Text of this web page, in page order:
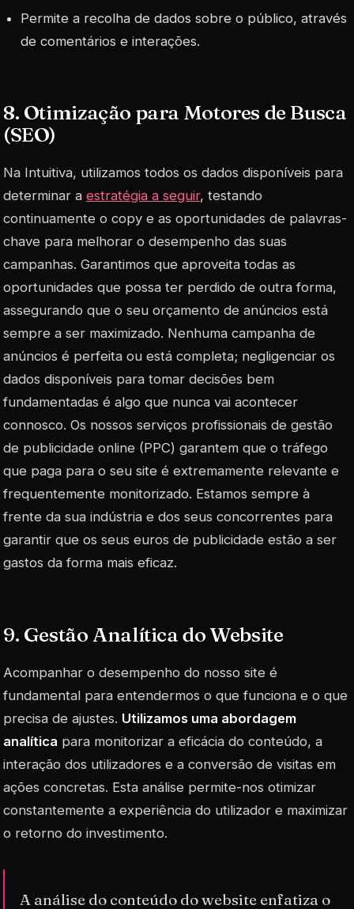
Permite a recolha de dados sobre o público, através
de comentários e interações.
8. Otimização para Motores de Busca
(SEO)
Na Intuitiva, utilizamos todos os dados disponíveis para
determinar a estratégia a seguir, testando
continuamente o copy e as oportunidades de palavras-
chave para melhorar o desempenho das suas
campanhas. Garantimos que aproveita todas as
oportunidades que possa ter perdido de outra forma,
assegurando que o seu orçamento de anúncios está
sempre a ser maximizado. Nenhuma campanha de
anúncios é perfeita ou está completa; negligenciar os
dados disponíveis para tomar decisões bem
fundamentadas é algo que nunca vai acontecer
connosco. Os nossos serviços profissionais de gestão
de publicidade online (PPC) garantem que o tráfego
que paga para o seu site é extremamente relevante e
frequentemente monitorizado. Estamos sempre à
frente da sua indústria e dos seus concorrentes para
garantir que os seus euros de publicidade estão a ser
gastos da forma mais eficaz.
9. Gestão Analítica do Website
Acompanhar o desempenho do nosso site é
fundamental para entendermos o que funciona e o que
precisa de ajustes. Utilizamos uma abordagem
analítica para monitorizar a eficácia do conteúdo, a
interação dos utilizadores e a conversão de visitas em
ações concretas. Esta análise permite-nos otimizar
constantemente a experiência do utilizador e maximizar
o retorno do investimento.
A análise do conteúdo do website enfatiza o